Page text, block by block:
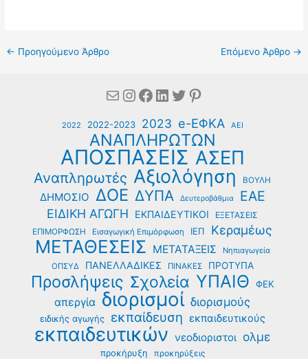
← Προηγούμενο Άρθρο Επόμενο Άρθρο →
MailInstagram
Facebook
Linkedin
Twitter
Pinterest
2022 2022-2023 2023 e-ΕΦΚΑ ΑΕΙ
ΑΝΑΠΛΗΡΩΤΩΝ
ΑΠΟΣΠΑΣΕΙΣ ΑΣΕΠ
Αναπληρωτές Αξιολόγηση ΒΟΥΛΗ
ΔΗΜΟΣΙΟ ΔΟΕ ΔΥΠΑ Δευτεροβάθμια ΕΑΕ
ΕΙΔΙΚΗ ΑΓΩΓΗ ΕΚΠΑΙΔΕΥΤΙΚΟΙ ΕΞΕΤΑΣΕΙΣ
ΕΠΙΜΟΡΦΩΣΗ Εισαγωγική Επιμόρφωση ΙΕΠ Κεραμέως
ΜΕΤΑΘΕΣΕΙΣ ΜΕΤΑΤΑΞΕΙΣ
Νηπιαγωγεία
ΟΠΣΥΔ
ΠΑΝΕΛΛΑΔΙΚΕΣ ΠΙΝΑΚΕΣ ΠΡΟΤΥΠΑ
Προσλήψεις Σχολεία ΥΠΑΙΘ ΦΕΚ
απεργία διορισμοί διορισμούς
ειδικής αγωγής εκπαίδευση εκπαιδευτικούς
εκπαιδευτικών νεοδιοριστοι ολμε
προκήρυξη προκηρύξεις